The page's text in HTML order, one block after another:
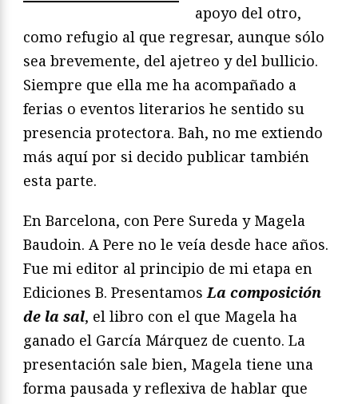
apoyo del otro,
como refugio al que regresar, aunque sólo
sea brevemente, del ajetreo y del bullicio.
Siempre que ella me ha acompañado a
ferias o eventos literarios he sentido su
presencia protectora. Bah, no me extiendo
más aquí por si decido publicar también
esta parte.
En Barcelona, con Pere Sureda y Magela
Baudoin. A Pere no le veía desde hace años.
Fue mi editor al principio de mi etapa en
Ediciones B. PresentamosLa composición
de la sal, el libro con el que Magela ha
ganado el García Márquez de cuento. La
presentación sale bien, Magela tiene una
forma pausada y reflexiva de hablar que